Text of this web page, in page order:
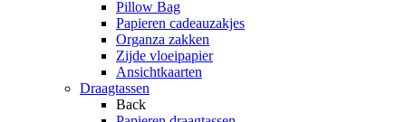
Pillow Bag
Papieren cadeauzakjes
Organza zakken
Zijde vloeipapier
Ansichtkaarten
Draagtassen
Back